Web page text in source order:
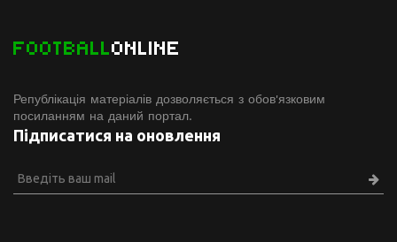
FOOTBALLONLINE
Републікація матеріалів дозволяється з обов'язковим
посиланням на даний портал.
Підписатися на оновлення